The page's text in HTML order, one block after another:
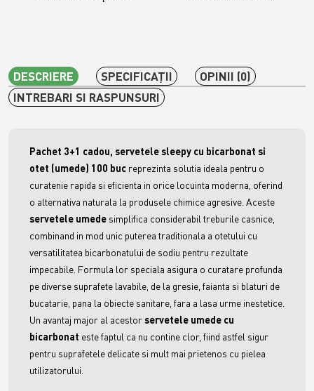
DESCRIERE SPECIFICAŢII
OPINII (0)
INTREBARI SI RASPUNSURI
Pachet 3+1 cadou, servetele sleepy cu bicarbonat si
otet (umede) 100 buc reprezinta solutia ideala pentru o
curatenie rapida si eficienta in orice locuinta moderna, oferind
o alternativa naturala la produsele chimice agresive. Aceste
servetele umede simplifica considerabil treburile casnice,
combinand in mod unic puterea traditionala a otetului cu
versatilitatea bicarbonatului de sodiu pentru rezultate
impecabile. Formula lor speciala asigura o curatare profunda
pe diverse suprafete lavabile, de la gresie, faianta si blaturi de
bucatarie, pana la obiecte sanitare, fara a lasa urme inestetice.
Un avantaj major al acestorservetele umede cu
bicarbonat este faptul ca nu contine clor, fiind astfel sigur
pentru suprafetele delicate si mult mai prietenos cu pielea
utilizatorului.